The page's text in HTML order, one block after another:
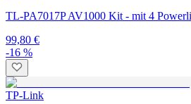
TL-PA7017P AV1000 Kit - mit 4
99,80 €
-16 %
TP-Link